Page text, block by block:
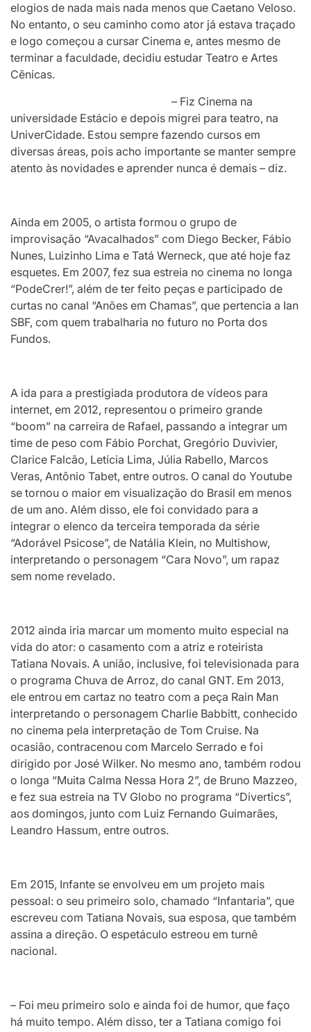
elogios de nada mais nada menos que Caetano Veloso.
No entanto, o seu caminho como ator já estava traçado
e logo começou a cursar Cinema e, antes mesmo de
terminar a faculdade, decidiu estudar Teatro e Artes
Cênicas.
– Fiz Cinema na
universidade Estácio e depois migrei para teatro, na
UniverCidade. Estou sempre fazendo cursos em
diversas áreas, pois acho importante se manter sempre
atento às novidades e aprender nunca é demais – diz.
Ainda em 2005, o artista formou o grupo de
improvisação “Avacalhados” com Diego Becker, Fábio
Nunes, Luizinho Lima e Tatá Werneck, que até hoje faz
esquetes. Em 2007, fez sua estreia no cinema no longa
“PodeCrer!”, além de ter feito peças e participado de
curtas no canal “Anões em Chamas”, que pertencia a Ian
SBF, com quem trabalharia no futuro no Porta dos
Fundos.
A ida para a prestigiada produtora de vídeos para
internet, em 2012, representou o primeiro grande
“boom” na carreira de Rafael, passando a integrar um
time de peso com Fábio Porchat, Gregório Duvivier,
Clarice Falcão, Letícia Lima, Júlia Rabello, Marcos
Veras, Antônio Tabet, entre outros. O canal do Youtube
se tornou o maior em visualização do Brasil em menos
de um ano. Além disso, ele foi convidado para a
integrar o elenco da terceira temporada da série
“Adorável Psicose”, de Natália Klein, no Multishow,
interpretando o personagem “Cara Novo”, um rapaz
sem nome revelado.
2012 ainda iria marcar um momento muito especial na
vida do ator: o casamento com a atriz e roteirista
Tatiana Novais. A união, inclusive, foi televisionada para
o programa Chuva de Arroz, do canal GNT. Em 2013,
ele entrou em cartaz no teatro com a peça Rain Man
interpretando o personagem Charlie Babbitt, conhecido
no cinema pela interpretação de Tom Cruise. Na
ocasião, contracenou com Marcelo Serrado e foi
dirigido por José Wilker. No mesmo ano, também rodou
o longa “Muita Calma Nessa Hora 2”, de Bruno Mazzeo,
e fez sua estreia na TV Globo no programa “Divertics”,
aos domingos, junto com Luiz Fernando Guimarães,
Leandro Hassum, entre outros.
Em 2015, Infante se envolveu em um projeto mais
pessoal: o seu primeiro solo, chamado “Infantaria”, que
escreveu com Tatiana Novais, sua esposa, que também
assina a direção. O espetáculo estreou em turnê
nacional.
– Foi meu primeiro solo e ainda foi de humor, que faço
há muito tempo. Além disso, ter a Tatiana comigo foi